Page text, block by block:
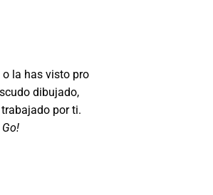
la has visto pro
dibujado,
por ti.
Go!